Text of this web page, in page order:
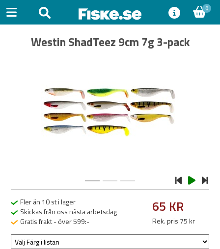
0
Westin ShadTeez 9cm 7g 3-pack
Previous
Fler än 10 st i lager
Skickas från oss nästa arbetsdag
Gratis frakt - över 599:-
65 KR
Rek. pris 75 kr